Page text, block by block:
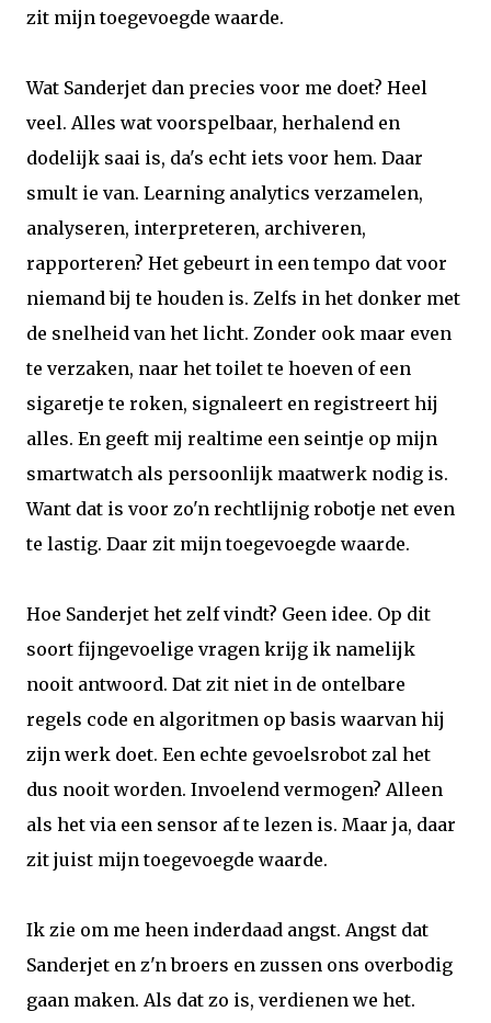
zit mijn toegevoegde waarde.
Wat Sanderjet dan precies voor me doet? Heel
veel. Alles wat voorspelbaar, herhalend en
dodelijk saai is, da's echt iets voor hem. Daar
smult ie van. Learning analytics verzamelen,
analyseren, interpreteren, archiveren,
rapporteren? Het gebeurt in een tempo dat voor
niemand bij te houden is. Zelfs in het donker met
de snelheid van het licht. Zonder ook maar even
te verzaken, naar het toilet te hoeven of een
sigaretje te roken, signaleert en registreert hij
alles. En geeft mij realtime een seintje op mijn
smartwatch als persoonlijk maatwerk nodig is.
Want dat is voor zo'n rechtlijnig robotje net even
te lastig. Daar zit mijn toegevoegde waarde.
Hoe Sanderjet het zelf vindt? Geen idee. Op dit
soort fijngevoelige vragen krijg ik namelijk
nooit antwoord. Dat zit niet in de ontelbare
regels code en algoritmen op basis waarvan hij
zijn werk doet. Een echte gevoelsrobot zal het
dus nooit worden. Invoelend vermogen? Alleen
als het via een sensor af te lezen is. Maar ja, daar
zit juist mijn toegevoegde waarde.
Ik zie om me heen inderdaad angst. Angst dat
Sanderjet en z'n broers en zussen ons overbodig
gaan maken. Als dat zo is, verdienen we het.